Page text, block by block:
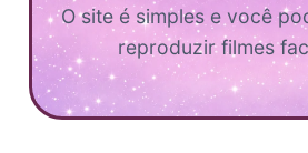
O site é simples e você
reproduzir filmes